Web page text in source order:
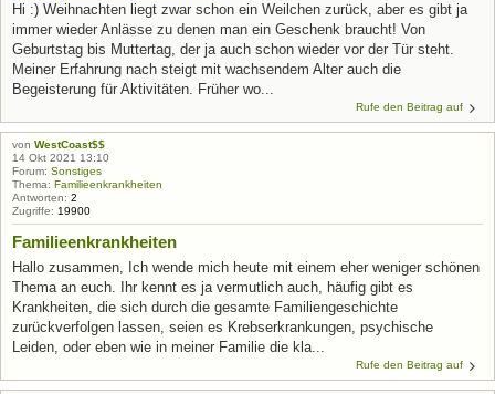
Hi :) Weihnachten liegt zwar schon ein Weilchen zurück, aber es gibt ja
immer wieder Anlässe zu denen man ein Geschenk braucht! Von
Geburtstag bis Muttertag, der ja auch schon wieder vor der Tür steht.
Meiner Erfahrung nach steigt mit wachsendem Alter auch die
Begeisterung für Aktivitäten. Früher wo...
Rufe den Beitrag auf
von WestCoast$$
14 Okt 2021 13:10
Forum: Sonstiges
Thema: Familieenkrankheiten
Antworten: 2
Zugriffe: 19900
Familieenkrankheiten
Hallo zusammen, Ich wende mich heute mit einem eher weniger schönen
Thema an euch. Ihr kennt es ja vermutlich auch, häufig gibt es
Krankheiten, die sich durch die gesamte Familiengeschichte
zurückverfolgen lassen, seien es Krebserkrankungen, psychische
Leiden, oder eben wie in meiner Familie die kla...
Rufe den Beitrag auf